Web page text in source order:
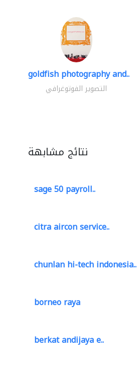
goldfish photography and..
التصوير الفوتوغرافي
نتائج مشابهة
sage 50 payroll..
citra aircon service..
chunlan hi-tech indonesia..
borneo raya
berkat andijaya e..